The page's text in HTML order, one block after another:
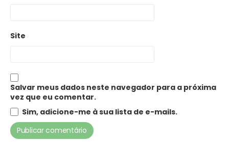
Site
Salvar meus dados neste navegador para a próxima
vez que eu comentar.
Sim, adicione-me à sua lista de e-mails.